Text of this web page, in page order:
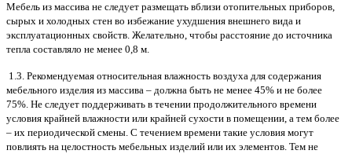
Мебель из массива не следует размещать вблизи отопительных приборов,
сырых и холодных стен во избежание ухудшения внешнего вида и
эксплуатационных свойств. Желательно, чтобы расстояние до источника
тепла составляло не менее 0,8 м.
1.3. Рекомендуемая относительная влажность воздуха для содержания
мебельного изделия из массива – должна быть не менее 45% и не более
75%. Не следует поддерживать в течении продолжительного времени
условия крайней влажности или крайней сухости в помещении, а тем более
– их периодической смены. С течением времени такие условия могут
повлиять на целостность мебельных изделий или их элементов. Тем не